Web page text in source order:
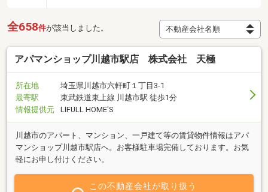
全658件が該当しました。
アパマンショップ川越市駅店 株式会社 天極
所在地
埼玉県川越市六軒町１丁目3-1
最寄駅
東武鉄道東上線 川越市駅 徒歩1分
情報提供元
LIFULL HOME'S
川越市のアパート、マンション、一戸建て等の賃貸物件情報はアパ
マンショップ川越市駅店へ。お客様駐車場完備しております。お気
軽にお申し付けください。
この不動産会社が取り扱う